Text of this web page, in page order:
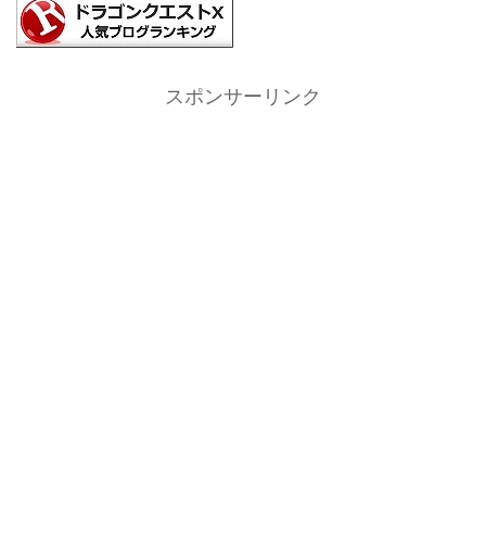
スポンサーリンク